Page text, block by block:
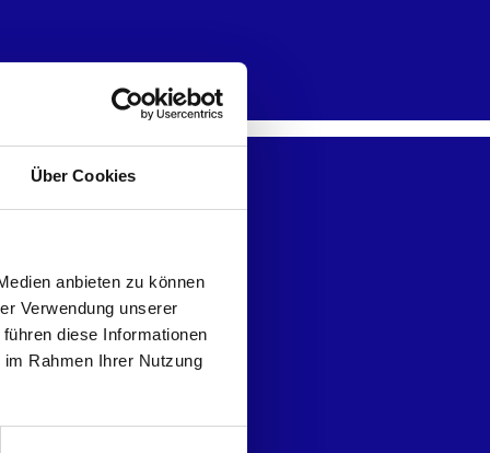
Über Cookies
anbieten zu können
Verwendung unserer
diese Informationen
Rahmen Ihrer Nutzung